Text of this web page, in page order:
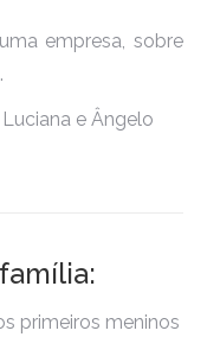
empresa, sobre
Luciana e Ângelo
primeiros meninos